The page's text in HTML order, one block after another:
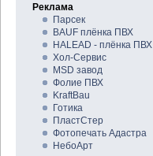
Реклама
Парсек
BAUF плёнка ПВХ
HALEAD - плёнка ПВХ
Хол-Сервис
MSD завод
Фолие ПВХ
KraftBau
Готика
ПластСтер
Фотопечать Адастра
НебоАрт